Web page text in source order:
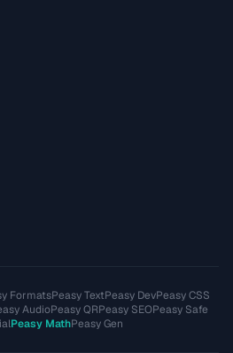
FormatsPeasy TextPeasy DevPeasy CSS
AudioPeasy QRPeasy SEOPeasy Safe
Peasy MathPeasy Gen